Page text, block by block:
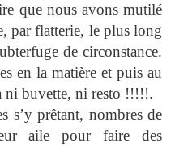
que nous avons mutilé
par flatterie, le plus long
de circonstance.
en la matière et puis au
ni buvette, ni resto !!!!!.
s’y prêtant, nombres de
aile pour faire des